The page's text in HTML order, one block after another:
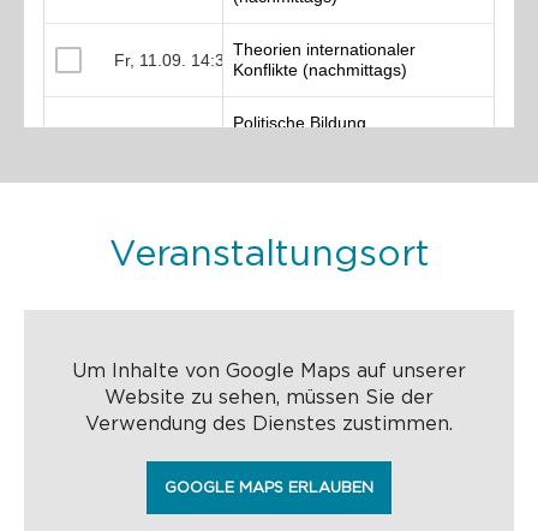
Veranstaltungsort
Um Inhalte von Google Maps auf unserer
Website zu sehen, müssen Sie der
Verwendung des Dienstes zustimmen.
GOOGLE MAPS ERLAUBEN